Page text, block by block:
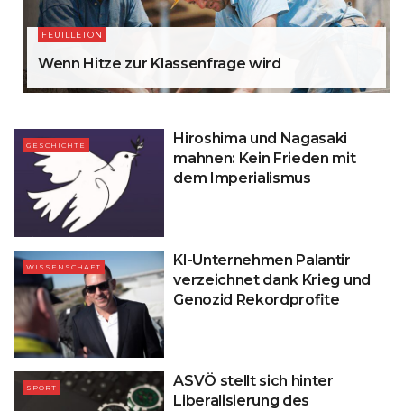
FEUILLETON
Wenn Hitze zur Klassenfrage wird
GESCHICHTE
Hiroshima und Nagasaki
mahnen: Kein Frieden mit
dem Imperialismus
WISSENSCHAFT
KI-Unternehmen Palantir
verzeichnet dank Krieg und
Genozid Rekordprofite
SPORT
ASVÖ stellt sich hinter
Liberalisierung des